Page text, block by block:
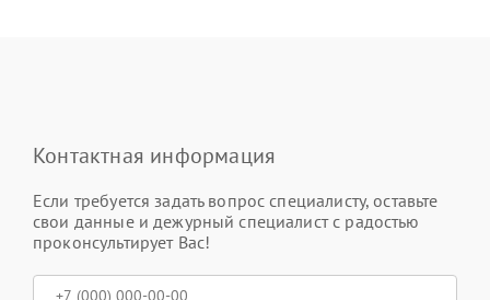
Контактная информация
Если требуется задать вопрос специалисту, оставьте
свои данные и дежурный специалист с радостью
проконсультирует Вас!